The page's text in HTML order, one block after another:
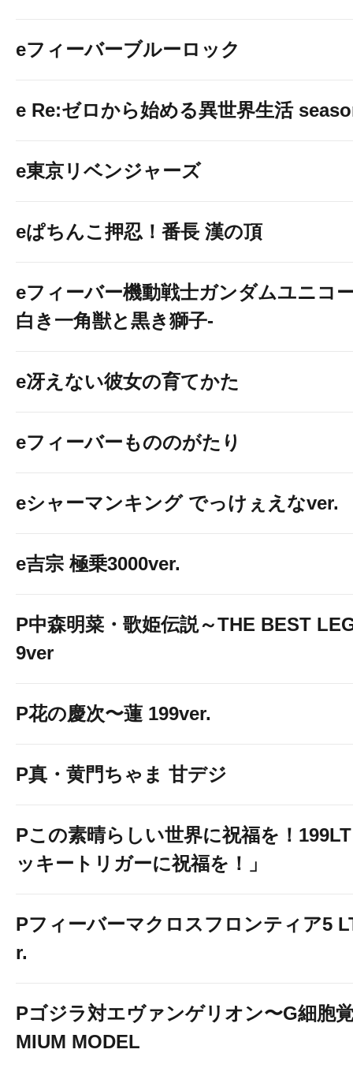
eフィーバーブルーロック
e Re:ゼロから始める異世界生活
e東京リベンジャーズ
eぱちんこ押忍！番長 漢の頂
eフィーバー機動戦士ガンダムユニコ
白き一角獣と黒き獅子-
e冴えない彼女の育てかた
eフィーバーもののがたり
eシャーマンキング でっけぇえなver.
e吉宗 極乗3000ver.
P中森明菜・歌姫伝説～THE BEST
9ver
P花の慶次〜蓮 199ver.
P真・黄門ちゃま 甘デジ
Pこの素晴らしい世界に祝福を！
ッキートリガーに祝福を！」
Pフィーバーマクロスフロンティア5
r.
Pゴジラ対エヴァンゲリオン〜G細胞
MIUM MODEL